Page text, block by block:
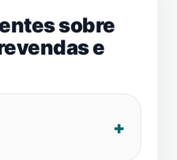
sobre
e